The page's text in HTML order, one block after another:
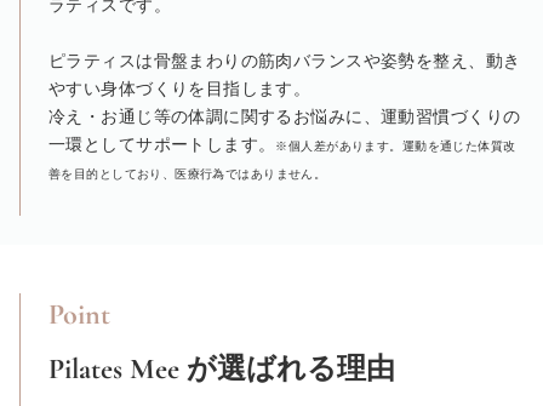
ラティスです。
ピラティスは骨盤まわりの筋肉バランスや姿勢を整え、動き
やすい身体づくりを目指します。
冷え・お通じ等の体調に関するお悩みに、運動習慣づくりの
一環としてサポートします。
※個人差があります。運動を通じた体質改
善を目的としており、医療行為ではありません。
Point
Pilates Mee が選ばれる理由